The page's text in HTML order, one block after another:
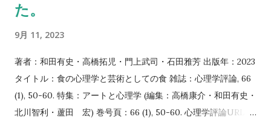
べ物の風味にも視覚的な形態にも共通の印象を感じることがあ
的な形で表現できるし、感じ取ることもできます。しかし、同
じ食品でも全く違う味になってしまったら、印象も変わってし
まうのでしょうか？実際に体験してみましょう！ Gastation
and vision are completely different senses, whereas we can
feel a common impression both in flavor and visual form. If
た。
9月 11, 2023
著者：和田有史・高橋拓児・門上武司・石田雅芳 出版年：2023
タイトル：食の心理学と芸術としての食 雑誌：心理学評論, 66
(1), 50-60. 特集：アートと心理学 (編集：高橋康介・和田有史・
北川智利・蘆田 宏) 巻号頁：66 (1), 50-60. 心理学評論URL：